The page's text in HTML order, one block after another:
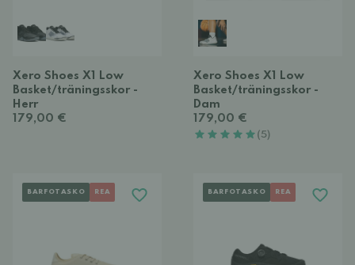
Xero Shoes X1 Low
Basket/träningsskor -
Herr
179,00 €
Xero Shoes X1 Low
Basket/träningsskor -
Dam
179,00 €
(5)
BARFOTASKO REA BARFOTASKO REA